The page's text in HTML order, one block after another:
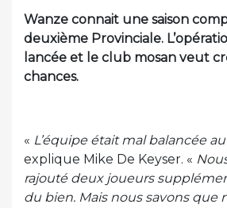
Wanze connait une saison
deuxième Provinciale.
lancée et le club mosan veut
chances.
« L’équipe était mal balancée
explique Mike De Keyser. «
rajouté deux joueurs
du bien. Mais nous savons que